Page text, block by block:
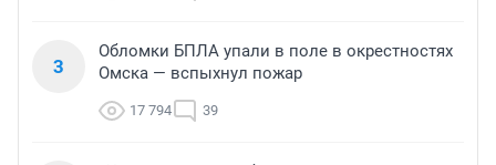
3
Обломки БПЛА упали в поле в окрестностях
Омска — вспыхнул пожар
17 794 39